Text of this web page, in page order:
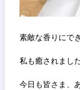
素敵な香りにで
私も癒されました
今日も皆さま、